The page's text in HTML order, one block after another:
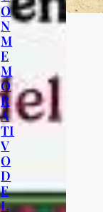
O
N
M
E
M
O
R
A
TI
V
O
D
E
L